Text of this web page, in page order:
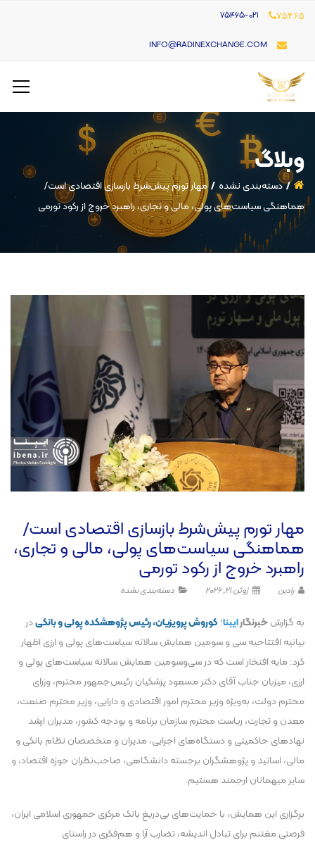
۷۵۴۶۵
INFO@RADINEXCHANGE.COM
وبلاگ
دسته‌بندی نشده
مهار تورم پیش‌شرط بازسازی اقتصادی است/
هماهنگی سیاست‌های پولی، مالی و تجاری، راهبرد خروج از رکود تورمی
مهار تورم پیش‌شرط بازسازی اقتصادی است/
هماهنگی سیاست‌های پولی، مالی و تجاری،
راهبرد خروج از رکود تورمی
رادین ژوئن 21, 2026 دسته‌بندی نشده
به گزارشخبرنگارایبنا؛ کوروش پرویزیان، رئیس پژوهشکده پولی و بانکیدر
بیانیه افتتاحیه سی و سومین همایش سالانه سیاست‌های پولی و ارزی اظهار
کرد: مایه افتخار است که در سی‌وسومین همایش سالانه سیاست‌های پولی و
ارزی، میزبان جناب آقای دکتر مسعود پزشکیان رئیس‌جمهور محترم، وزرای
محترم دولت، به‌ویژه وزیر محترم امور اقتصادی و دارایی، وزیر محترم صنعت،
معدن و تجارت، ریاست محترم سازمان برنامه و بودجه کشور، مدیران ارشد
نهادهای حاکمیتی و دستگاه‌های اجرایی، مدیران و متخصصان نظام بانکی و
مالی، اساتید و پژوهشگران برجسته دانشگاهی، صاحب‌نظران حوزه اقتصاد، و
سایر میهمانان ارجمند هستیم.
برگزاری این همایش، با حمایت‌های بی‌دریغ بانک مرکزی جمهوری اسلامی ایران،
فرصتی مغتنم برای تبادل اندیشه، تضارب آرا و هم‌فکری در راستای